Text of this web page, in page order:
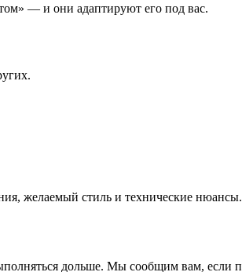
— и они адаптируют его под вас.
желаемый стиль и технические
дольше. Мы сообщим вам, если